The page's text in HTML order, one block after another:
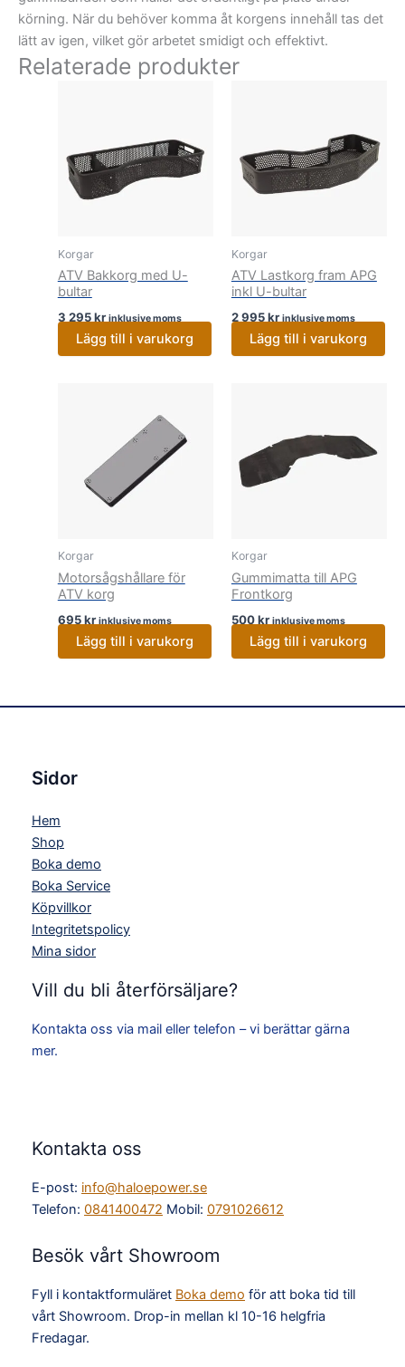
körning. När du behöver komma åt korgens innehåll tas det
lätt av igen, vilket gör arbetet smidigt och effektivt.
Relaterade produkter
Korgar
ATV Bakkorg med U-
bultar
3 295kr inklusive moms
Lägg till i varukorg
Korgar
ATV Lastkorg fram APG
inkl U-bultar
2 995kr inklusive moms
Lägg till i varukorg
Korgar
Motorsågshållare för
ATV korg
695kr inklusive moms
Lägg till i varukorg
Korgar
Gummimatta till APG
Frontkorg
500kr inklusive moms
Lägg till i varukorg
Sidor
Hem
Shop
Boka demo
Boka Service
Köpvillkor
Integritetspolicy
Mina sidor
Vill du bli återförsäljare?
Kontakta oss via mail eller telefon – vi berättar gärna
mer.
Kontakta oss
E-post: info@haloepower.se
Telefon: 0841400472 Mobil: 0791026612
Besök vårt Showroom
Fyll i kontaktformuläret Boka demo för att boka tid till
vårt Showroom. Drop-in mellan kl 10-16 helgfria
Fredagar.